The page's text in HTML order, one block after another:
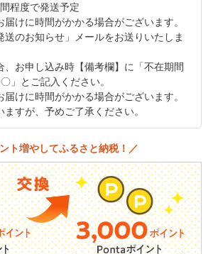
程度で発送予定
けに時間がかかる場合がございます。
のお知らせ」メールをお送りいたしま
お申し込み時【備考欄】に「不在期間
」とご記入ください。
けに時間がかかる場合がございます。
すが、予めご了承ください。
ト増やしてふるさと納税！／